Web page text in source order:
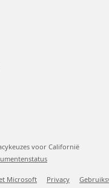
voor Californië
Microsoft Privacy